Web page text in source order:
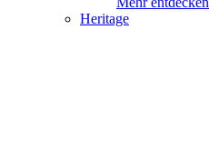
Heritage